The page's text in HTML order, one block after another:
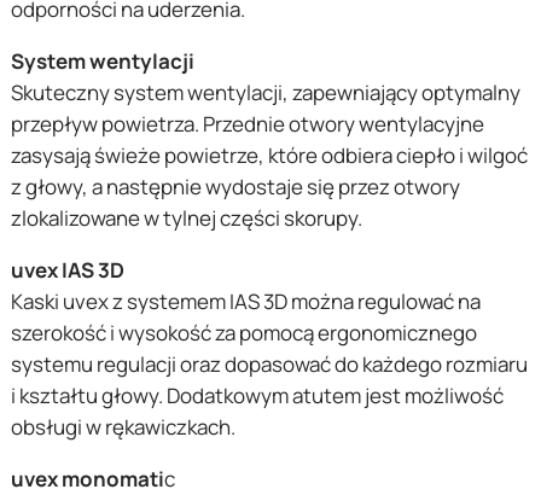
odporności na uderzenia.
System wentylacji
Skuteczny system wentylacji, zapewniający optymalny
przepływ powietrza. Przednie otwory wentylacyjne
zasysają świeże powietrze, które odbiera ciepło i wilgoć
z głowy, a następnie wydostaje się przez otwory
zlokalizowane w tylnej części skorupy.
uvex IAS 3D
Kaski uvex z systemem IAS 3D można regulować na
szerokość i wysokość za pomocą ergonomicznego
systemu regulacji oraz dopasować do każdego rozmiaru
i kształtu głowy. Dodatkowym atutem jest możliwość
obsługi w rękawiczkach.
uvex monomatic